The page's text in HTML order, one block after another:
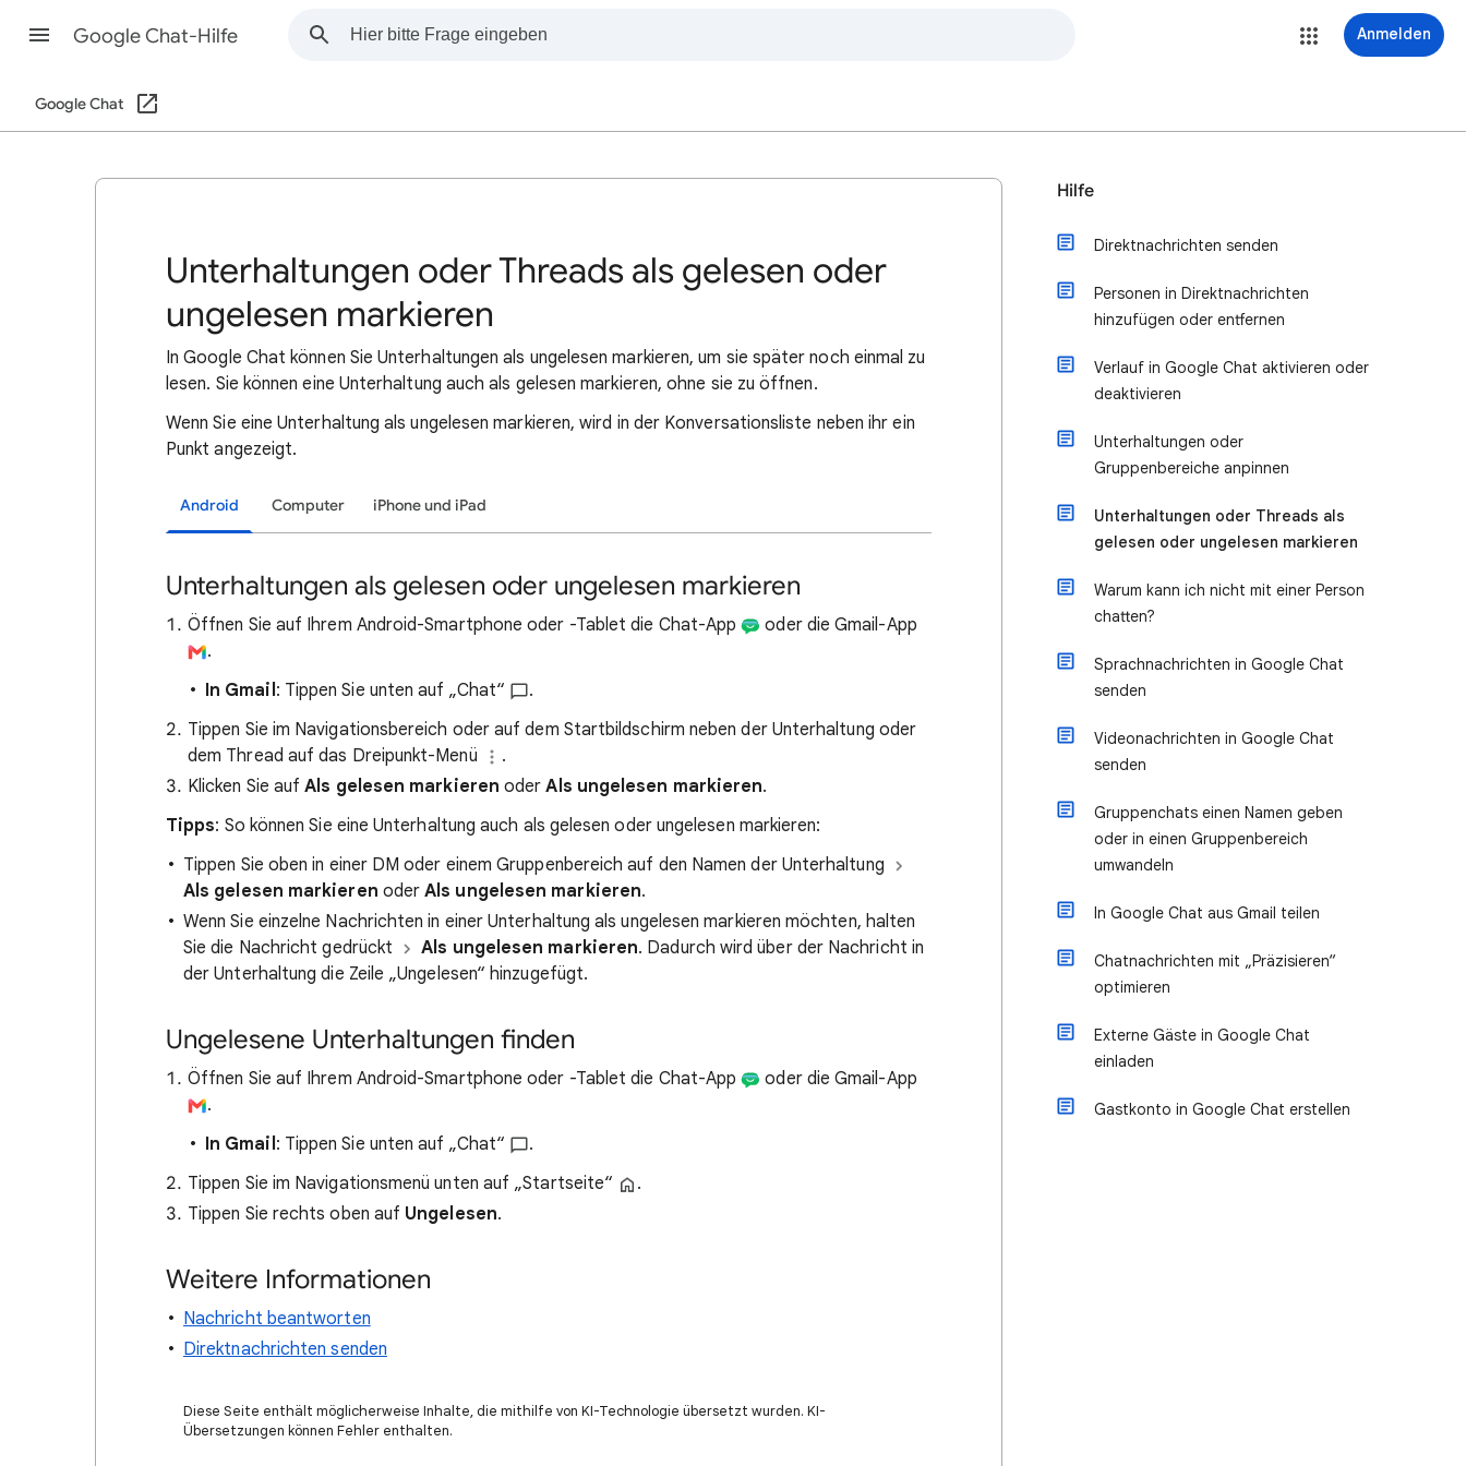
Google Chat-Hilfe Anmelden
Google Chat
Unterhaltungen oder Threads als gelesen oder
ungelesen markieren
In Google Chat können Sie Unterhaltungen als ungelesen markieren, um sie später noch einmal zu
lesen. Sie können eine Unterhaltung auch als gelesen markieren, ohne sie zu öffnen.
Wenn Sie eine Unterhaltung als ungelesen markieren, wird in der Konversationsliste neben ihr ein
Punkt angezeigt.
Android Computer iPhone und iPad
Unterhaltungen als gelesen oder ungelesen markieren
Öffnen Sie auf Ihrem Android-Smartphone oder -Tablet die Chat-App
oder die Gmail-App
.
In Gmail: Tippen Sie unten auf „Chat“
.
Tippen Sie im Navigationsbereich oder auf dem Startbildschirm neben der Unterhaltung oder
dem Thread auf das Dreipunkt-Menü
.
Klicken Sie aufAls gelesen markieren oderAls ungelesen markieren.
Tipps: So können Sie eine Unterhaltung auch als gelesen oder ungelesen markieren:
Tippen Sie oben in einer DM oder einem Gruppenbereich auf den Namen der Unterhaltung
Als gelesen markieren oderAls ungelesen markieren.
Wenn Sie einzelne Nachrichten in einer Unterhaltung als ungelesen markieren möchten, halten
Sie die Nachricht gedrückt
Als ungelesen markieren. Dadurch wird über der Nachricht in
der Unterhaltung die Zeile „Ungelesen“ hinzugefügt.
Ungelesene Unterhaltungen finden
Öffnen Sie auf Ihrem Android-Smartphone oder -Tablet die Chat-App
oder die Gmail-App
.
In Gmail: Tippen Sie unten auf „Chat“
.
Tippen Sie im Navigationsmenü unten auf „Startseite“
.
Tippen Sie rechts oben auf Ungelesen.
Weitere Informationen
Nachricht beantworten
Direktnachrichten senden
Diese Seite enthält möglicherweise Inhalte, die mithilfe von KI-Technologie übersetzt wurden. KI-
Übersetzungen können Fehler enthalten.
Hilfe
Direktnachrichten senden
Personen in Direktnachrichten
hinzufügen oder entfernen
Verlauf in Google Chat aktivieren oder
deaktivieren
Unterhaltungen oder
Gruppenbereiche anpinnen
Unterhaltungen oder Threads als
gelesen oder ungelesen markieren
Warum kann ich nicht mit einer Person
chatten?
Sprachnachrichten in Google Chat
senden
Videonachrichten in Google Chat
senden
Gruppenchats einen Namen geben
oder in einen Gruppenbereich
umwandeln
In Google Chat aus Gmail teilen
Chatnachrichten mit „Präzisieren“
optimieren
Externe Gäste in Google Chat
einladen
Gastkonto in Google Chat erstellen